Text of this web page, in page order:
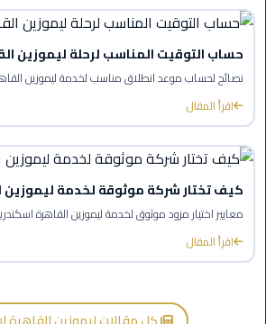
الخط
تاكسى
ليموزين
مصر
خدمة
VIP
ايجار
سيارات
حساب التوقيت المناسب لرحلة ليموزين
نصائح لحساب موعد انطلاق مناسب لخدمة ليموزين
اقرأ المقال
كيف تختار شركة موثوقة لخدمة ليموزين
معايير اختيار مزود موثوق لخدمة ليموزين القاهرة
اقرأ المقال